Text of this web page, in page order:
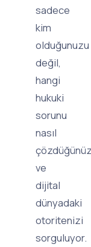
sadece
kim
olduğunuzu
değil,
hangi
hukuki
sorunu
nasıl
ve
dijital
dünyadaki
otoritenizi
sorguluyor.